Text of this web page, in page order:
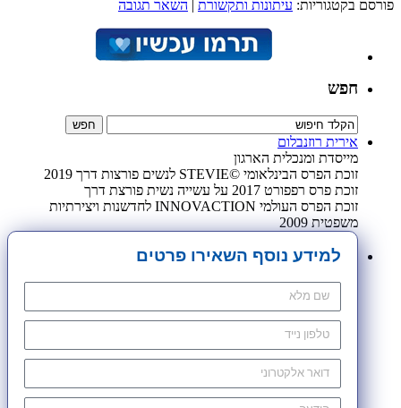
פורסם בקטגוריות: עיתונות ותקשורת השאר תגובה
חפש
אירית רוזנבלום
מייסדת ומנכלית הארגון
זוכת הפרס הבינלאומי ©STEVIE לנשים פורצות דרך 2019
זוכת פרס רפפורט 2017 על עשייה נשית פורצת דרך
זוכת הפרס העולמי INNOVACTION לחדשנות ויצירתיות
משפטית 2009
למידע נוסף השאירו פרטים